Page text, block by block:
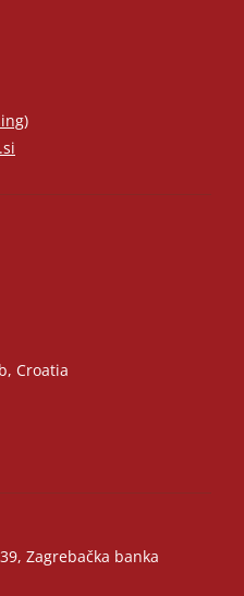
Croatia
Zagrebačka banka